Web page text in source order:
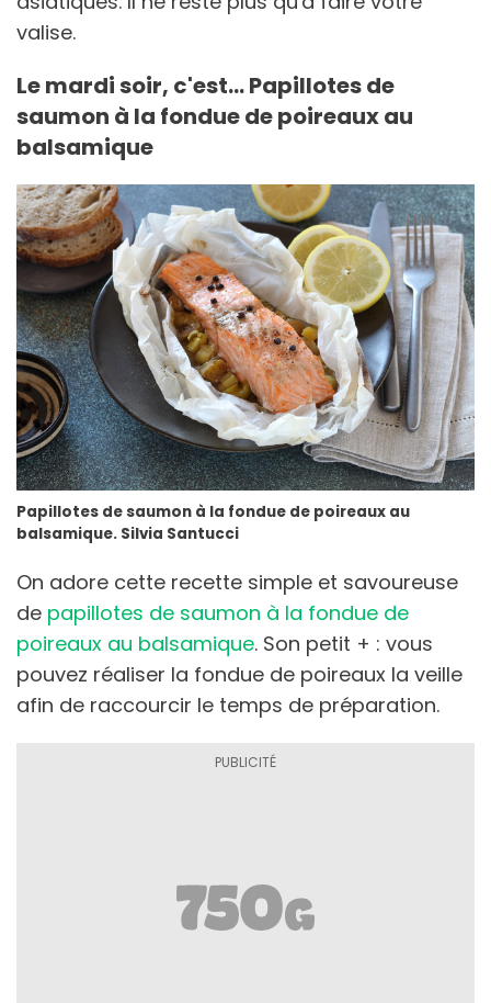
valise.
Le mardi soir, c'est... Papillotes de
saumon à la fondue de poireaux au
balsamique
Papillotes de saumon à la fondue de poireaux au
balsamique. Silvia Santucci
On adore cette recette simple et savoureuse
de papillotes de saumon à la fondue de
poireaux au balsamique. Son petit + : vous
pouvez réaliser la fondue de poireaux la veille
afin de raccourcir le temps de préparation.